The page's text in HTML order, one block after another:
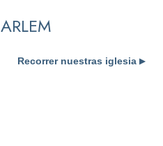
Recorrer nuestras iglesia▶